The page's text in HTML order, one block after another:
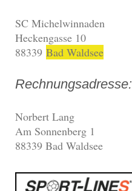
SC Michelwinnaden
Heckengasse 10
88339 Bad Waldsee
Rechnungsadresse:
Norbert Lang
Am Sonnenberg 1
88339 Bad Waldsee